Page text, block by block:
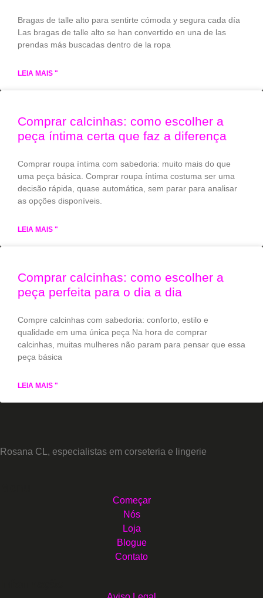
Bragas de talle alto para sentirte cómoda y segura cada día
Las bragas de talle alto se han convertido en una de las
prendas más buscadas dentro de la ropa
LEIA MAIS "
Comprar calcinhas: como escolher a
peça íntima certa que faz a diferença
Comprar roupa íntima com sabedoria: muito mais do que
uma peça básica. Comprar roupa íntima costuma ser uma
decisão rápida, quase automática, sem parar para analisar
as opções disponíveis.
LEIA MAIS "
Comprar calcinhas: como escolher a
peça perfeita para o dia a dia
Compre calcinhas com sabedoria: conforto, estilo e
qualidade em uma única peça Na hora de comprar
calcinhas, muitas mulheres não param para pensar que essa
peça básica
LEIA MAIS "
Rosana CL, especialistas em corseteria e lingerie
Começar
Nós
Loja
Blogue
Contato